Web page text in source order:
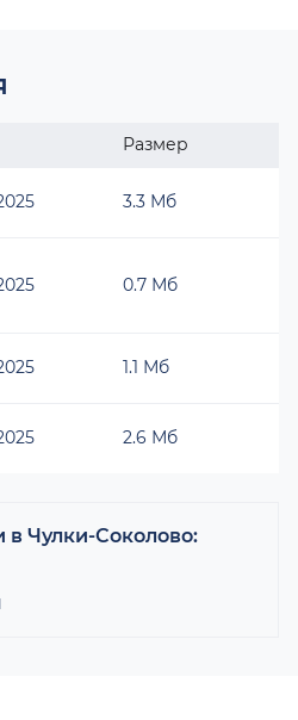
Размер
3.3 Мб
0.7 Мб
1.1 Мб
2.6 Мб
в Чулки-Соколово: